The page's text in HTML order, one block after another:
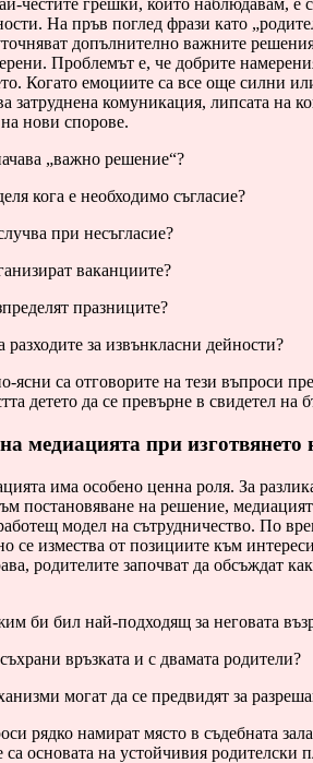
честите грешки, които наблюдавам, е
На пръв поглед фрази като
допълнително важните
Проблемът е, че добрите
Когато емоциите са все още силни
затруднена комуникация, липсата на
нови спорове.
„важно решение“?
кога е необходимо съгласие?
при несъгласие?
ваканциите?
празниците?
за извънкласни дейности?
ясни са отговорите на тези въпроси
детето да се превърне в свидетел
медиацията при изготвянето
има особено ценна роля. За
постановяване на решение,
модел на сътрудничество. По
се измества от позициите към
родителите започват да обсъждат
би бил най-подходящ за неговата
връзката и с двамата родители?
могат да се предвидят за
рядко намират място в съдебната
са основата на устойчивия родителски